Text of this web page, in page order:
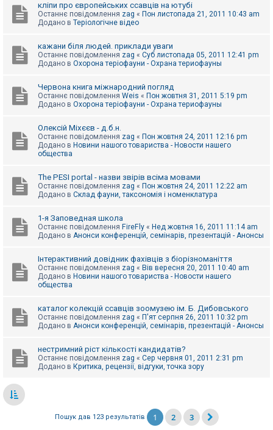
кліпи про європейських ссавців на ютубі
Останнє повідомлення zag « Пон листопада 21, 2011 10:43 am
Додано в Теріологічне відео
кажани біля людей. приклади уваги
Останнє повідомлення zag « Суб листопада 05, 2011 12:41 pm
Додано в Охорона теріофауни - Охрана териофауны
Червона книга міжнародний погляд
Останнє повідомлення Weis « Пон жовтня 31, 2011 5:19 pm
Додано в Охорона теріофауни - Охрана териофауны
Олексій Міхєєв - д.б.н.
Останнє повідомлення zag « Пон жовтня 24, 2011 12:16 pm
Додано в Новини нашого товариства - Новости нашего
общества
The PESI portal - назви звірів всіма мовами
Останнє повідомлення zag « Пон жовтня 24, 2011 12:22 am
Додано в Склад фауни, таксономія і номенклатура
1-я Заповедная школа
Останнє повідомлення FireFly « Нед жовтня 16, 2011 11:14 am
Додано в Анонси конференцій, семінарів, презентацій - Анонсы
Інтерактивний довідник фахівців з біорізноманіття
Останнє повідомлення zag « Вів вересня 20, 2011 10:40 am
Додано в Новини нашого товариства - Новости нашего
общества
каталог колекцій ссавців зоомузею ім. Б. Дибовського
Останнє повідомлення zag « П'ят серпня 26, 2011 10:32 pm
Додано в Анонси конференцій, семінарів, презентацій - Анонсы
нестримний ріст кількості кандидатів?
Останнє повідомлення zag « Сер червня 01, 2011 2:31 pm
Додано в Критика, рецензії, відгуки, точка зору
Пошук дав 123 результатів 1 2 3